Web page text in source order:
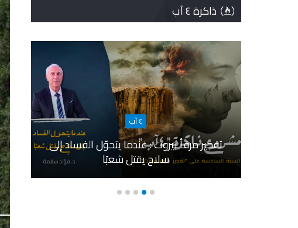
ذاكرة ٤ آب
٤ آب
تفجير مرفأ بيروت : عندما يتحوّل الفساد إلى
سلاحٍ يقتل شعبًا